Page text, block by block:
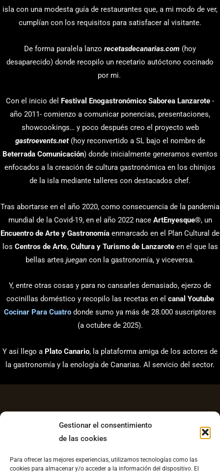
Gestionar el consentimiento
de las cookies
Para ofrecer las mejores experiencias, utilizamos tecnologías como las
cookies para almacenar y/o acceder a la información del dispositivo. El
isla con una modesta guía de restaurantes que, a mi modo de ver,
cumplían con los requisitos para satisfacer al visitante.
De forma paralela lanzo recetasdecanarias.com (hoy
desaparecido) donde recopilo un recetario autóctono cocinado
por mi.
Con el inicio del Festival Enogastronómico Saborea Lanzarote -
año 2011- comienzo a comunicar ponencias, presentaciones,
showcookings… y poco después creo el proyecto web
gastroevents.net(hoy reconvertido a SL bajo el nombre de
Beterrada Comunicación) donde inicialmente generamos eventos
enfocados a la creación de cultura gastronómica en los chinijos
de la isla mediante talleres con destacados chef.
Tras abortarse en el año 2020, como consecuencia de la pandemia
mundial de la Covid-19, en el año 2022 nace ArtEnyesque®, un
Encuentro de Arte y Gastronomía enmarcado en el Plan Cultural de
los Centros de Arte, Cultura y Turismo de Lanzaroteen el que las
bellas artes juegan con la gastronomía, y viceversa.
Y, entre otras cosas y para no cansarles demasiado, ejerzo de
cocinillas doméstico y recopilo las recetas en el canal Youtube
Cocinar Para Cuatro donde sumo ya más de 28.000 suscriptores
(a octubre de 2025).
Y así llego a Plato Canario, la plataforma amiga de los actores de
la gastronomía y la enología de Canarias. Al servicio del sector.
Política de Privacidad